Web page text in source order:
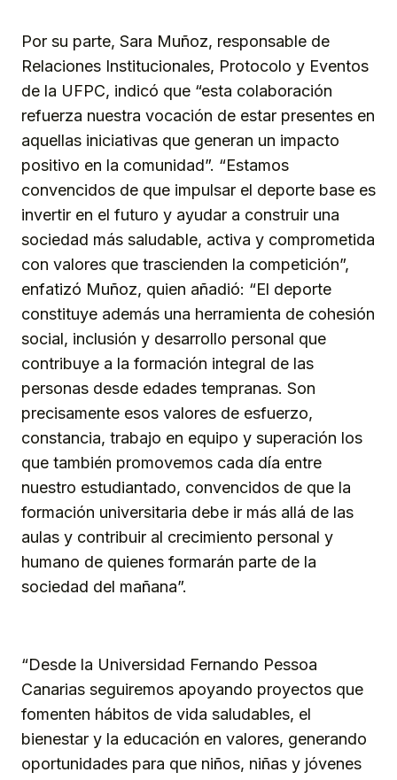
Por su parte, Sara Muñoz, responsable de
Relaciones Institucionales, Protocolo y Eventos
de la UFPC, indicó que “esta colaboración
refuerza nuestra vocación de estar presentes en
aquellas iniciativas que generan un impacto
positivo en la comunidad”. “Estamos
convencidos de que impulsar el deporte base es
invertir en el futuro y ayudar a construir una
sociedad más saludable, activa y comprometida
con valores que trascienden la competición”,
enfatizó Muñoz, quien añadió: “El deporte
constituye además una herramienta de cohesión
social, inclusión y desarrollo personal que
contribuye a la formación integral de las
personas desde edades tempranas. Son
precisamente esos valores de esfuerzo,
constancia, trabajo en equipo y superación los
que también promovemos cada día entre
nuestro estudiantado, convencidos de que la
formación universitaria debe ir más allá de las
aulas y contribuir al crecimiento personal y
humano de quienes formarán parte de la
sociedad del mañana”.
“Desde la Universidad Fernando Pessoa
Canarias seguiremos apoyando proyectos que
fomenten hábitos de vida saludables, el
bienestar y la educación en valores, generando
oportunidades para que niños, niñas y jóvenes